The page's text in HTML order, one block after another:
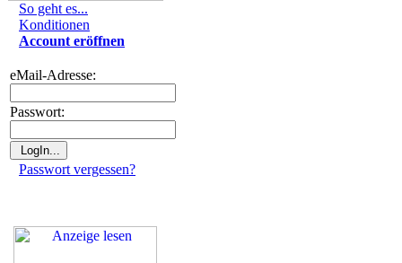
So geht es...
Konditionen
Account eröffnen
eMail-Adresse:
Passwort:
Passwort vergessen?